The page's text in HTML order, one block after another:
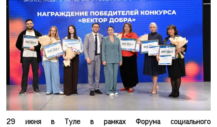
29 июня в Туле в рамках Форума социального